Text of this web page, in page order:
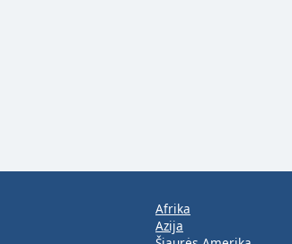
Afrika
Azija